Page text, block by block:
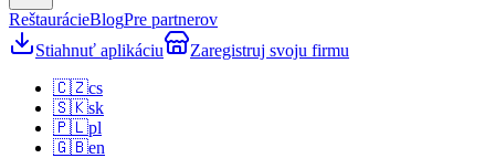
ReštaurácieBlogPre partnerov
Stiahnuť aplikáciu
Zaregistruj svoju firmu
🇨🇿cs
🇸🇰sk
🇵🇱pl
🇬🇧en